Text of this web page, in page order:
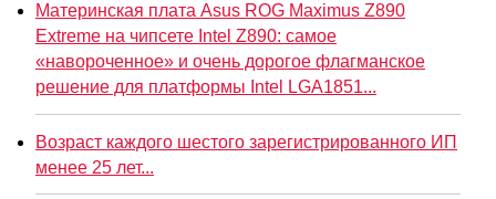
Материнская плата Asus ROG Maximus Z890
Extreme на чипсете Intel Z890: самое
«навороченное» и очень дорогое флагманское
решение для платформы Intel LGA1851...
Возраст каждого шестого зарегистрированного ИП
менее 25 лет...